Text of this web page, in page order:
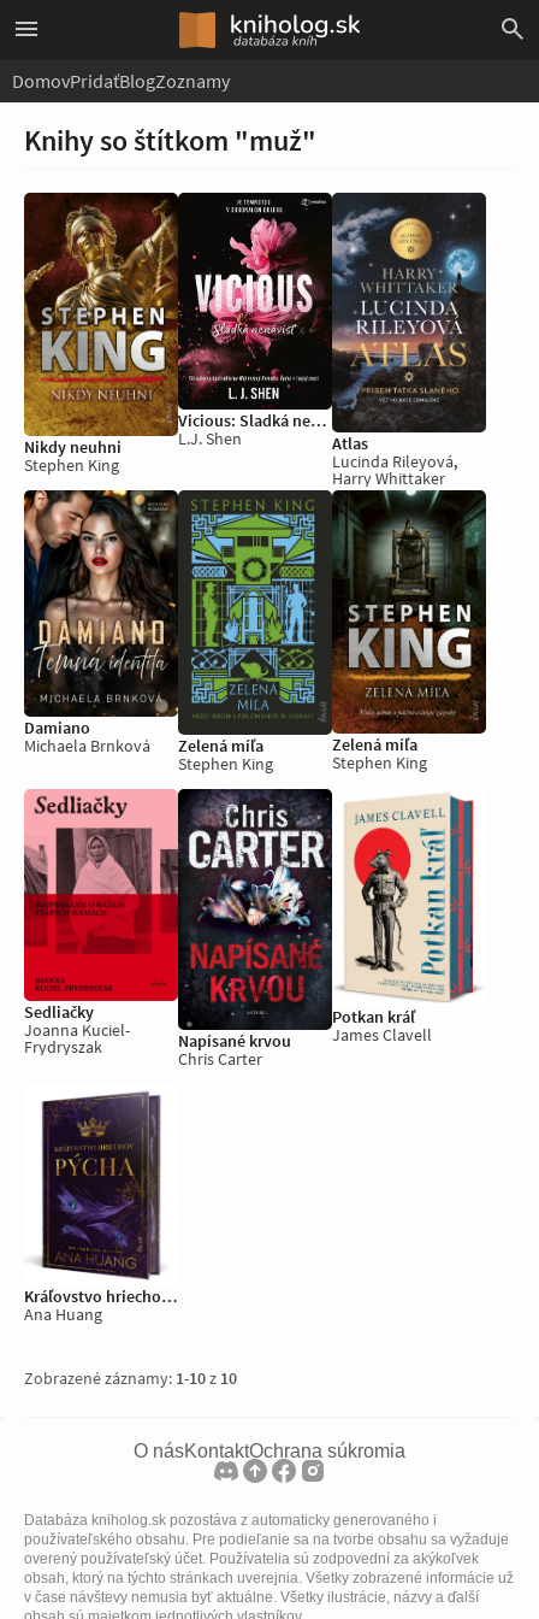
DomovPridaťBlogZoznamy
Knihy so štítkom "muž"
Nikdy neuhni
Stephen King
Vicious: Sladká nenávisť
L.J. Shen
Atlas
Lucinda Rileyová,
Harry Whittaker
Damiano
Michaela Brnková
Zelená míľa
Stephen King
Zelená míľa
Stephen King
Sedliačky
Joanna Kuciel-
Frydryszak
Napísané krvou
Chris Carter
Potkan kráľ
James Clavell
Kráľovstvo hriechov: Pýcha
Ana Huang
Zobrazené záznamy: 1-10z 10
O násKontaktOchrana súkromia
Databáza kniholog.sk pozostáva z automaticky generovaného i
používateľského obsahu. Pre podieľanie sa na tvorbe obsahu sa vyžaduje
overený používateľský účet. Používatelia sú zodpovední za akýkoľvek
obsah, ktorý na týchto stránkach uverejnia. Všetky zobrazené informácie už
v čase návštevy nemusia byť aktuálne. Všetky ilustrácie, názvy a ďalší